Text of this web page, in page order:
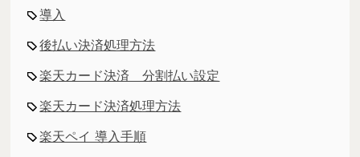
導入
後払い決済処理方法
楽天カード決済 分割払い設定
楽天カード決済処理方法
楽天ペイ 導入手順